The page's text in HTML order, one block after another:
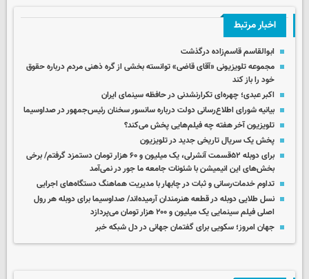
اخبار مرتبط
ابوالقاسم قاسم‌زاده درگذشت
مجموعه تلویزیونی «آقای قاضی» توانسته بخشی از گره ذهنی مردم درباره حقوق
خود را باز کند
اکبر عبدی؛ چهره‌ای تکرارنشدنی در حافظه سینمای ایران
بیانیه شورای اطلاع‌رسانی دولت درباره سانسور سخنان رئیس‌جمهور در صداوسیما
تلویزیون آخر هفته چه فیلم‌هایی پخش می‌کند؟
پخش یک سریال تاریخی جدید در تلویزیون
برای دوبله ۵۲قسمت آنشرلی، یک میلیون و ۶۰ هزار تومان دستمزد گرفتم/ برخی
بخش‌های این انیمیشن با شئونات جامعه ما جور در نمی‌آمد
تداوم خدمات‌رسانی و ثبات در چابهار با مدیریت هماهنگ دستگاه‌های اجرایی
نسل طلایی دوبله در قطعه هنرمندان آرمیده‌اند/ صداوسیما برای دوبله هر رول
اصلی فیلم سینمایی یک میلیون و ۲۰۰ هزار تومان می‌پردازد
جهان امروز؛ سکویی برای گفتمان جهانی در دل شبکه خبر